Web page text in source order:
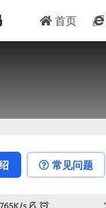
首页
常见问题